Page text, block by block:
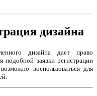
дизайна
дизайна дает право
подобной заявки регистрации
воспользоваться для